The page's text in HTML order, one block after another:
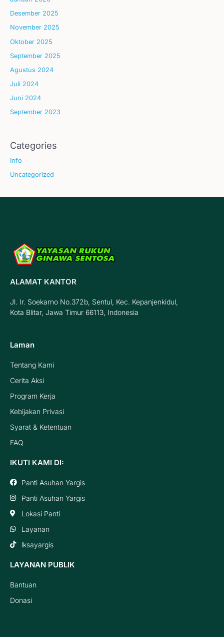
Desember 2025
November 2025
Oktober 2025
September 2025
Agustus 2024
Juli 2024
Juni 2024
September 2023
Categories
Info
Uncategorized
ALAMAT KANTOR
Jl. Ir. Soekarno No.372b, Sentul, Kec. Kepanjenkidul,
Kota Blitar, Jawa Timur 66113, Indonesia
Laman
Tentang Kami
Cerita Aksi
Program Kerja
Kebijakan Privasi
Syarat & Ketentuan
FAQ
IKUTI KAMI DI:
Panti Asuhan Yargis
Panti Asuhan Yargis
Lokasi Panti
Layanan
lksayargis
LAYANAN PUBLIK
Bantuan
Donasi